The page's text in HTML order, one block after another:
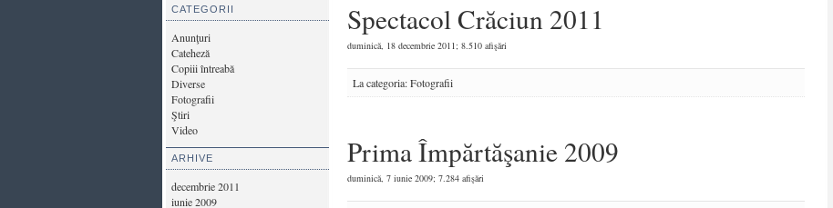
CATEGORII
Anunţuri
Cateheză
Copiii întreabă
Diverse
Fotografii
Ştiri
Video
ARHIVE
decembrie 2011
iunie 2009
Spectacol Crăciun 2011
duminică, 18 decembrie 2011; 8.510 afişări
La categoria:Fotografii
Prima Împărtăşanie 2009
duminică, 7 iunie 2009; 7.284 afişări